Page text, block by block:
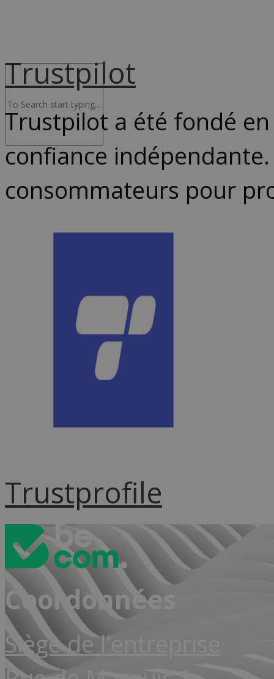
Trustpilot
Trustpilot a été fondé
confiance
consommateurs pour
Trustprofile
Coordonnées
Siège de l'entreprise